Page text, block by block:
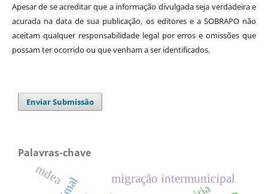
Apesar de se acreditar que a informação divulgada seja verdadeira e
acurada na data de sua publicação, os editores e a SOBRAPO não
aceitam qualquer responsabilidade legal por erros e omissões que
possam ter ocorrido ou que venham a ser identificados.
Enviar Submissão
Palavras-chave
migração intermunicipal
mdea